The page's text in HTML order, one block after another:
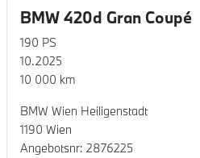
BMW 420d Gran Coupé
190 PS
10.2025
10 000 km
BMW Wien Heiligenstadt
1190 Wien
Angebotsnr: 2876225